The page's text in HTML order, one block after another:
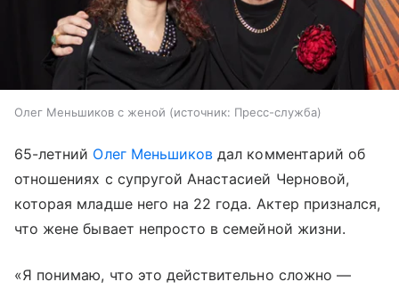
Олег Меньшиков с женой источник: Пресс-служба
65-летний Олег Меньшиков дал комментарий об
отношениях с супругой Анастасией Черновой,
которая младше него на 22 года. Актер признался,
что жене бывает непросто в семейной жизни.
«Я понимаю, что это действительно сложно —